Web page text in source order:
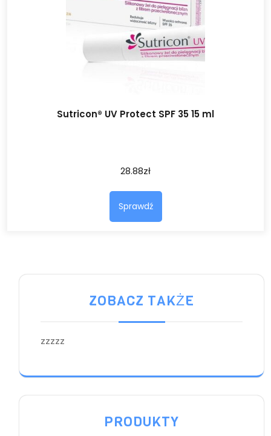
Sutricon® UV Protect SPF 35 15 ml
28.88zł
Sprawdź
ZOBACZ TAKŻE
zzzzz
PRODUKTY